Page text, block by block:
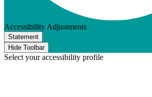
Accessibility Adjustments
Statement
Hide Toolbar
Select your accessibility profile